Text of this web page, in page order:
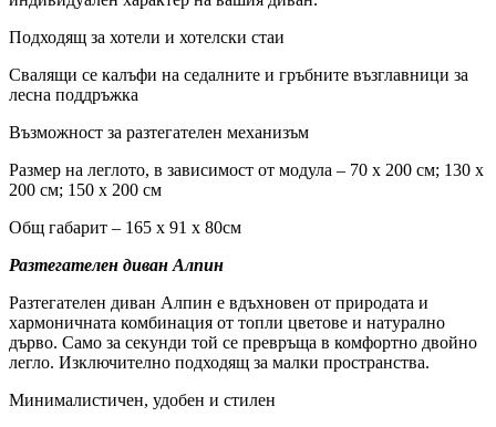
Подходящ за хотели и хотелски стаи
Свалящи се калъфи на седалните и гръбните възглавници за
лесна поддръжка
Възможност за разтегателен механизъм
Размер на леглото, в зависимост от модула – 70 х 200 см; 130 х
200 см; 150 х 200 см
Общ габарит – 165 х 91 х 80см
Разтегателен диван Алпин
Разтегателен диван Алпин е вдъхновен от природата и
хармоничната комбинация от топли цветове и натурално
дърво. Само за секунди той се превръща в комфортно двойно
легло. Изключително подходящ за малки пространства.
Минималистичен, удобен и стилен